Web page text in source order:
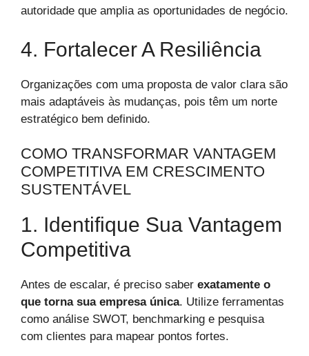
autoridade que amplia as oportunidades de negócio.
4. Fortalecer A Resiliência
Organizações com uma proposta de valor clara são
mais adaptáveis às mudanças, pois têm um norte
estratégico bem definido.
COMO TRANSFORMAR VANTAGEM
COMPETITIVA EM CRESCIMENTO
SUSTENTÁVEL
1. Identifique Sua Vantagem
Competitiva
Antes de escalar, é preciso saber exatamente o
que torna sua empresa única. Utilize ferramentas
como análise SWOT, benchmarking e pesquisa
com clientes para mapear pontos fortes.